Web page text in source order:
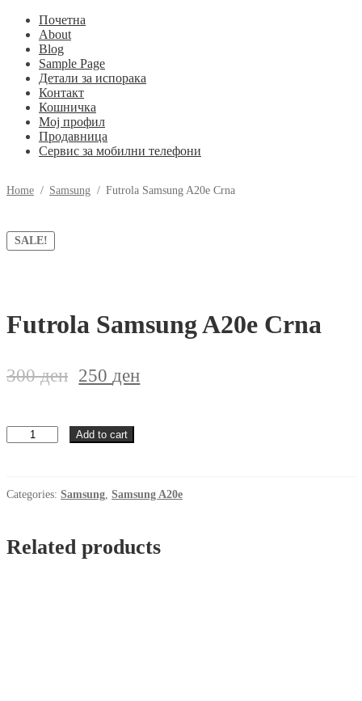
Почетна
About
Blog
Sample Page
Детали за испорака
Контакт
Кошничка
Мој профил
Продавница
Сервис за мобилни телефони
Home / Samsung / Futrola Samsung A20e Crna
SALE!
Futrola Samsung A20e Crna
300ден 250ден
Futrola
Samsung
quantity
Add to cart
Categories: Samsung, Samsung A20e
Related products